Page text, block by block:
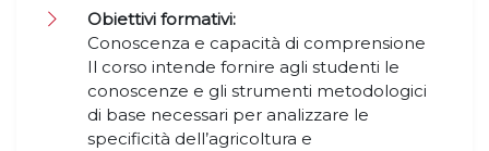
Obiettivi formativi:
Conoscenza e capacità di comprensione
Il corso intende fornire agli studenti le
conoscenze e gli strumenti metodologici
di base necessari per analizzare le
specificità dell’agricoltura e